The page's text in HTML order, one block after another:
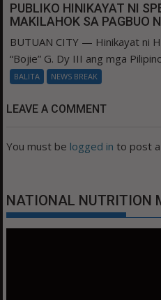
PUBLIKO HINIKAYAT NI
MAKILAHOK SA PAGBUO
BUTUAN CITY — Hinikayat ni
“Bojie” G. Dy III ang mga
BALITA NEWS BREAK
LEAVE A COMMENT
You must be logged in to post
NATIONAL NUTRITION